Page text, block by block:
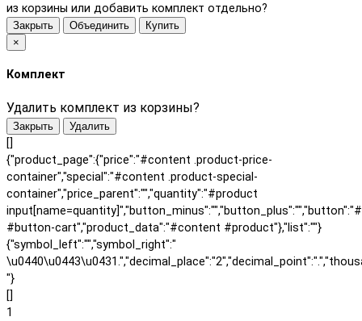
из корзины или добавить комплект отдельно?
Закрыть Объединить
Купить
×
Комплект
Удалить комплект из корзины?
Закрыть Удалить
[]
{"product_page":{"price":"#content .product-price-
container","special":"#content .product-special-
container","price_parent":"","quantity":"#product
#button-cart","product_data":"#content #product"},"list":""}
{"symbol_left":"","symbol_right":"
"}
[]
1